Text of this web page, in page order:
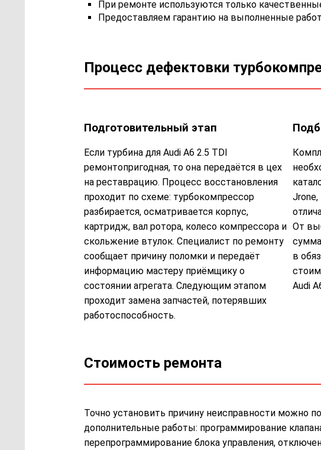
При ремонте используются только
Предоставляем гарантию на выполненные
Процесс дефектовки
Подготовительный этап
Если турбина для Audi A6 2.5 TDI
ремонтопригодная, то она передаётся в цех
на реставрацию. Процесс восстановления
проходит по схеме: турбокомпрессор
разбирается, осматривается корпус,
картридж, вал ротора, колесо компрессора и
скольжение втулок. Специалист по ремонту
сообщает причину поломки и передаёт
информацию мастеру приёмщику о
состоянии агрегата. Следующим этапом
проходит замена запчастей, потерявших
работоспособность.
От
в
Audi
Стоимость ремонта
Точно установить причину неисправности можно
дополнительные работы: программирование
перепрограммирование блока управления,